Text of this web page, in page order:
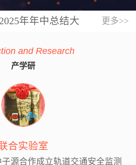
年年中总结大
更多>>
and Research
产学研
合实验室
源合作成立轨道交通安全监测